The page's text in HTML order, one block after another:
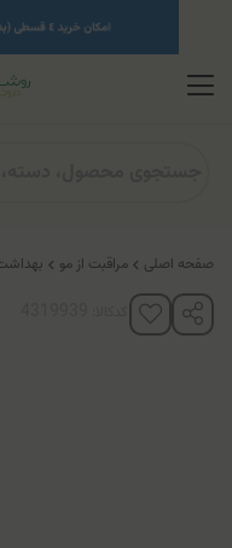
صفحه اصلی مراقبت از مو